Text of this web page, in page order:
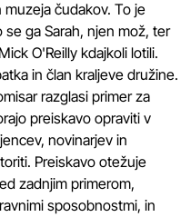
čudakov. To je
ga Sarah, njen mož, ter
O'Reilly kdajkoli lotili.
in član kraljeve družine.
razglasi primer za
preiskavo opraviti v
novinarjev in
Preiskavo otežuje
zadnjim primerom,
sposobnostmi, in